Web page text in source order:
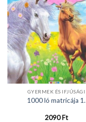
GYERMEK ÉS IFJÚSÁGI
1000 ló matricája 1.
2090Ft